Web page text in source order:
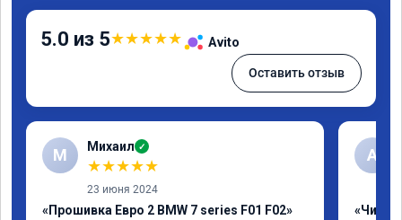
5.0 из 5★★★★★ Avito
Оставить отзыв
М Михаил ✓
★★★★★
23 июня 2024
«Прошивка Евро 2 BMW 7 series F01 F02»
A
«Чип